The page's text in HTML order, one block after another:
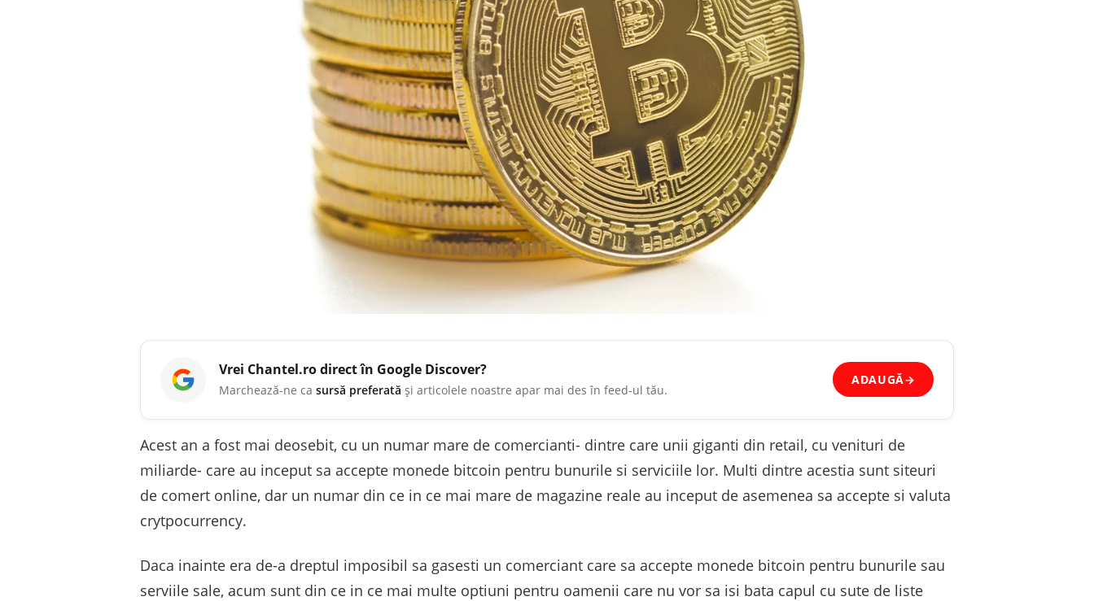
Vrei Chantel.rodirect în Google Discover?
Marchează-ne ca sursă preferată și articolele noastre apar mai des în feed-ul tău.
ADAUGĂ→
Acest an a fost mai deosebit, cu un numar mare de comercianti- dintre care unii giganti din retail, cu venituri de
miliarde- care au inceput sa accepte monede bitcoin pentru bunurile si serviciile lor. Multi dintre acestia sunt siteuri
de comert online, dar un numar din ce in ce mai mare de magazine reale au inceput de asemenea sa accepte si valuta
crytpocurrency.
Daca inainte era de-a dreptul imposibil sa gasesti un comerciant care sa accepte monede bitcoin pentru bunurile sau
serviile sale, acum sunt din ce in ce mai multe optiuni pentru oamenii care nu vor sa isi bata capul cu sute de liste